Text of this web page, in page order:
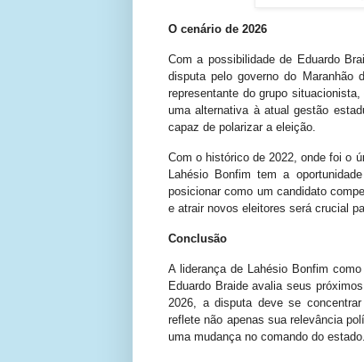
O cenário de 2026
Com a possibilidade de Eduardo
disputa pelo governo do Maranhão
representante do grupo
uma alternativa à atual gestão
capaz de polarizar a eleição.
Com o histórico de 2022, onde foi o
Lahésio Bonfim tem a
posicionar como um candidato
e atrair novos eleitores será crucial
Conclusão
A liderança de Lahésio Bonfim
Eduardo Braide avalia seus
2026, a disputa deve se
reflete não apenas sua relevância
uma mudança no comando do estado.